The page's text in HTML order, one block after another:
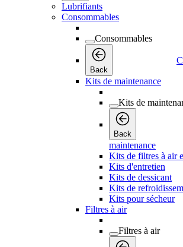
Lubrifiants
Consommables
Consommables
Back
Kits de maintenance
Kits de
Back
maintenance
Kits de filtres à air
Kits d'entretien
Kits de dessicant
Kits de
Kits pour sécheur
Filtres à air
Filtres à air